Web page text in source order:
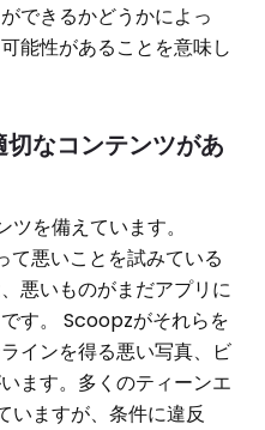
できるかどうかによっ
能性があることを意味し
なコンテンツがあ
を備えています。
て悪いことを試みている
悪いものがまだアプリに
す。 Scoopzがそれらを
インを得る悪い写真、ビ
ます。多くのティーンエ
いますが、条件に違反